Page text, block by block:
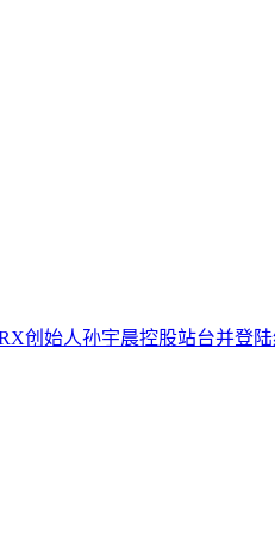
创始人孙宇晨控股站台并登